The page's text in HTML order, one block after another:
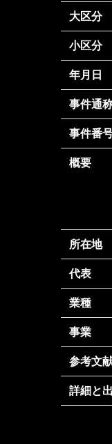
大区分
小区分
年月日
事件通
事件番
概要
所在地
代表
業種
事業
参考文
詳細と